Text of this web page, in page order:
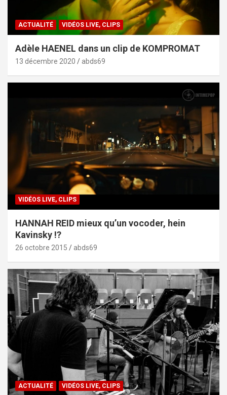
ACTUALITÉ VIDÉOS LIVE, CLIPS
Adèle HAENEL dans un clip de KOMPROMAT
13 décembre 2020 abds69
VIDÉOS LIVE, CLIPS
HANNAH REID mieux qu’un vocoder, hein
Kavinsky !?
26 octobre 2015 abds69
ACTUALITÉ VIDÉOS LIVE, CLIPS